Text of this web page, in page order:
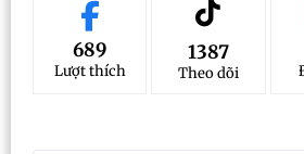
689
Lượt thích
1387
Theo dõi